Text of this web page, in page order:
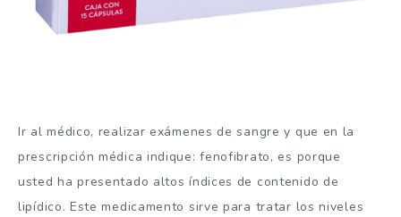
Ir al médico, realizar exámenes de sangre y que en la
prescripción médica indique: fenofibrato, es porque
usted ha presentado altos índices de contenido de
lipídico. Este medicamento sirve para tratar los niveles